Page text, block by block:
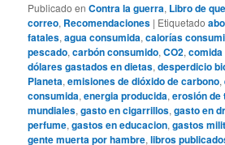
Publicado en Contra la guerra, Libro de
correo, Recomendaciones | Etiquetado
fatales,agua consumida,calorías
pescado,carbón consumido,CO2,
dólares gastados en dietas,desperdicio
Planeta,emisiones de dióxido de carbono,
consumida,energia producida,erosión
mundiales,gasto en cigarrillos,gasto en
perfume,gastos en educacion,gastos
gente muerta por hambre,libros